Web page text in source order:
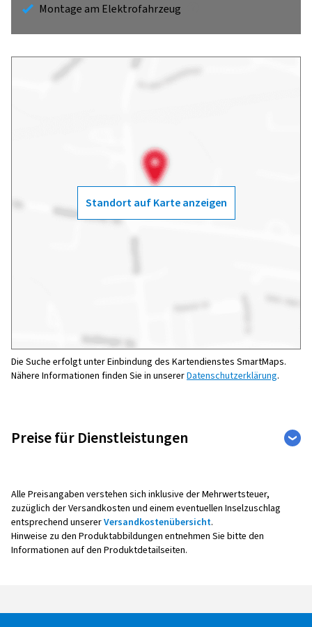
Montage am Elektrofahrzeug
Standort auf Karte anzeigen
Die Suche erfolgt unter Einbindung des Kartendienstes SmartMaps.
Nähere Informationen finden Sie in unsererDatenschutzerklärung.
Preise für Dienstleistungen
Fahrzeuge
Reifenmontage
Alle Preisangaben verstehen sich inklusive der Mehrwertsteuer,
zuzüglich der Versandkosten und einem eventuellen Inselzuschlag
entsprechend unsererVersandkostenübersicht.
Hinweise zu den Produktabbildungen entnehmen Sie bitte den
Informationen auf den Produktdetailseiten.